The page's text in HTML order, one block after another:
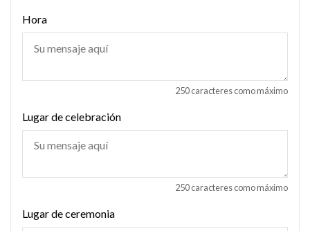
Hora
250 caracteres como máximo
Lugar de celebración
250 caracteres como máximo
Lugar de ceremonia